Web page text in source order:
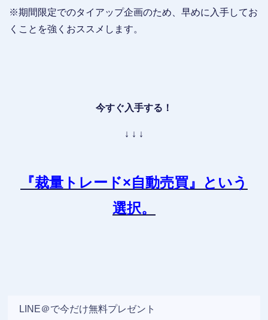
※期間限定でのタイアップ企画のため、早めに入手してお
くことを強くおススメします。
今すぐ入手する！
↓ ↓ ↓
『裁量トレード×自動売買』
という
選択。
LINE＠で今だけ無料プレゼント